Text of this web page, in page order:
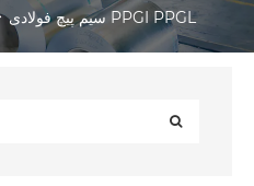
سیم پیچ فولادی PPGI PPGL